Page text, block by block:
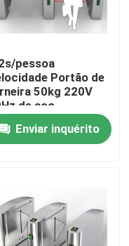
pessoa
Portão de
50kg 220V
de aço
Design
Enviar inquérito